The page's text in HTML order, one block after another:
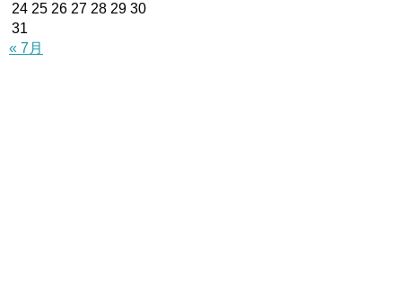
24 25 26 27 28 29 30
31
« 7月